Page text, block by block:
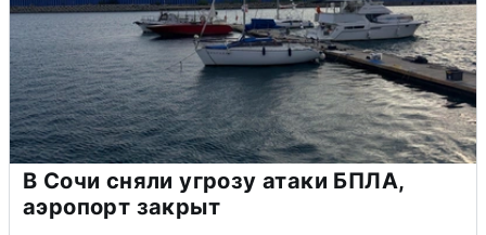
В Сочи сняли угрозу атаки БПЛА,
аэропорт закрыт